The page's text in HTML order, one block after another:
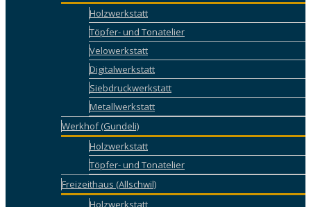
Holzwerkstatt
Töpfer- und Tonatelier
Velowerkstatt
Digitalwerkstatt
Siebdruckwerkstatt
Metallwerkstatt
Werkhof (Gundeli)
Holzwerkstatt
Töpfer- und Tonatelier
Freizeithaus (Allschwil)
Holzwerkstatt